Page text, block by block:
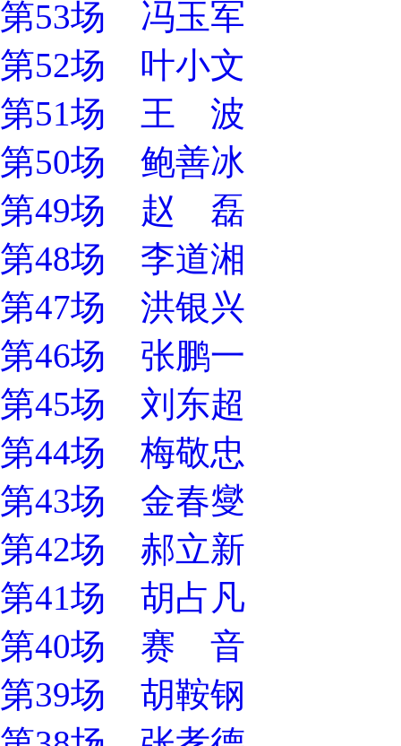
第53场 冯玉军
第52场 叶小文
第51场 王 波
第50场 鲍善冰
第49场 赵 磊
第48场 李道湘
第47场 洪银兴
第46场 张鹏一
第45场 刘东超
第44场 梅敬忠
第43场 金春燮
第42场 郝立新
第41场 胡占凡
第40场 赛 音
第39场 胡鞍钢